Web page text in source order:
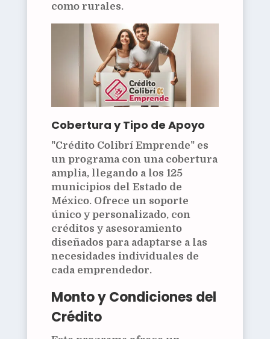
como rurales.
Cobertura y Tipo de Apoyo
"Crédito Colibrí Emprende" es
un programa con una cobertura
amplia, llegando a los 125
municipios del Estado de
México. Ofrece un soporte
único y personalizado, con
créditos y asesoramiento
diseñados para adaptarse a las
necesidades individuales de
cada emprendedor.
Monto y Condiciones del
Crédito